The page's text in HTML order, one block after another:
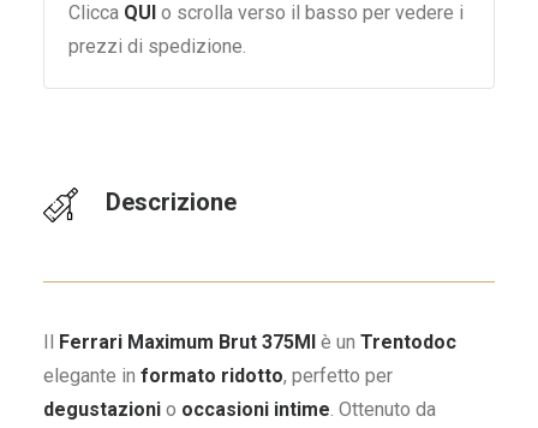
Clicca QUI o scrolla verso il basso per vedere i
prezzi di spedizione.
Descrizione
Il Ferrari Maximum Brut 375Ml è un Trentodoc
elegante in formato ridotto, perfetto per
degustazioni o occasioni intime. Ottenuto da